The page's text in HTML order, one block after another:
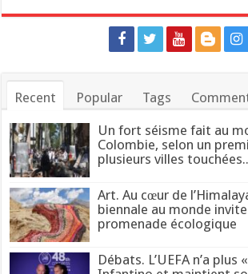
Recent Popular Tags
Un fort séisme fait au
Colombie, selon un
plusieurs villes
Art. Au cœur de
biennale au monde
promenade écologique
Débats. L’UEFA n’a plus